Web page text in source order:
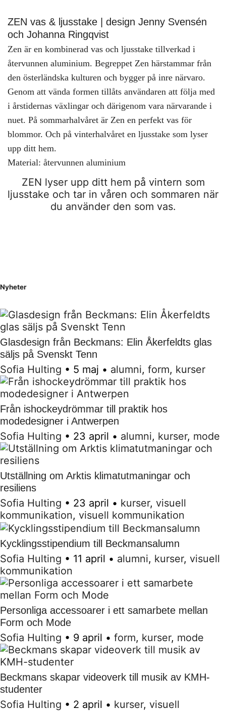
ZEN vas & ljusstake | design Jenny Svensén
och Johanna Ringqvist
Zen är en kombinerad vas och ljusstake tillverkad i
återvunnen aluminium. Begreppet Zen härstammar från
den österländska kulturen och bygger på inre närvaro.
Genom att vända formen tillåts användaren att följa med
i årstidernas växlingar och därigenom vara närvarande i
nuet. På sommarhalvåret är Zen en perfekt vas för
blommor. Och på vinterhalvåret en ljusstake som lyser
upp ditt hem.
Material: återvunnen aluminium
ZEN lyser upp ditt hem på vintern som
ljusstake och tar in våren och sommaren när
du använder den som vas.
Nyheter
Glasdesign från Beckmans: Elin Åkerfeldts glas
säljs på Svenskt Tenn
Sofia Hulting • 5 maj • alumni, form, kurser
Från ishockeydrömmar till praktik hos
modedesigner i Antwerpen
Sofia Hulting • 23 april • alumni, kurser, mode
Utställning om Arktis klimatutmaningar och
resiliens
Sofia Hulting • 23 april • kurser, visuell
kommunikation, visuell kommunikation
Kycklingsstipendium till Beckmansalumn
Sofia Hulting • 11 april • alumni, kurser, visuell
kommunikation
Personliga accessoarer i ett samarbete mellan
Form och Mode
Sofia Hulting • 9 april • form, kurser, mode
Beckmans skapar videoverk till musik av KMH-
studenter
Sofia Hulting • 2 april • kurser, visuell